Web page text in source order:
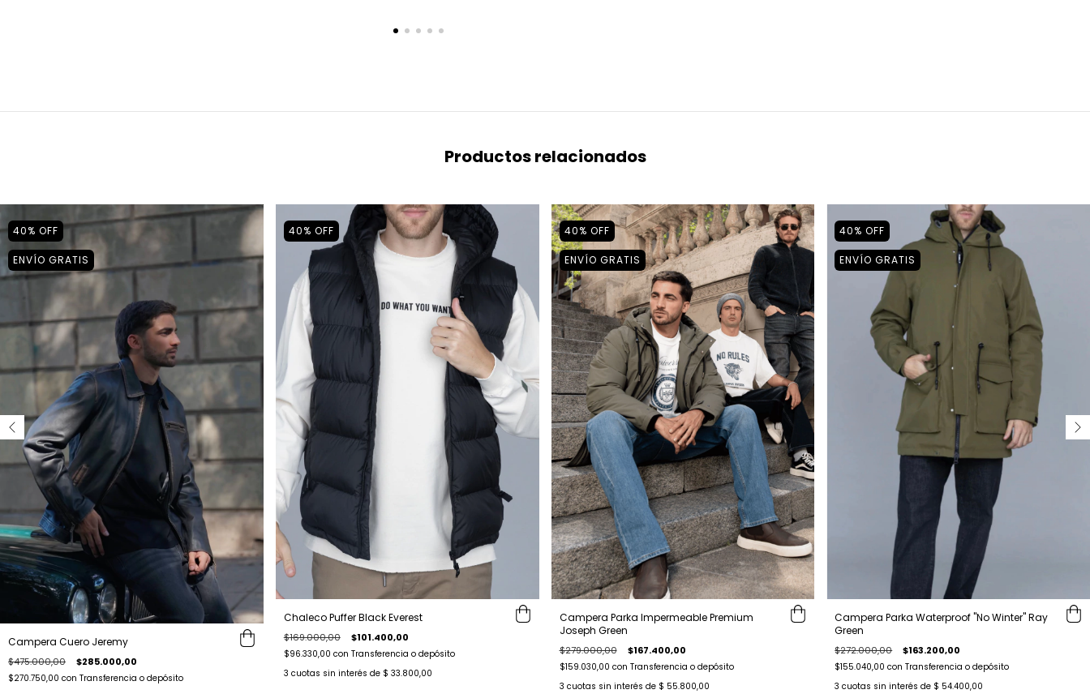
Productos relacionados
40% OFF
ENVÍO GRATIS
Campera Cuero Jeremy
$475.000,00 $285.000,00
$270.750,00 con Transferencia o depósito
40% OFF
Chaleco Puffer Black Everest
$169.000,00 $101.400,00
$96.330,00 con Transferencia o depósito
3 cuotas sin interés de $ 33.800,00
40% OFF
ENVÍO GRATIS
Campera Parka Impermeable Premium
Joseph Green
$279.000,00 $167.400,00
$159.030,00 con Transferencia o depósito
3 cuotas sin interés de $ 55.800,00
40%OFF
ENVÍO GRATIS
Campera Parka Waterproof "No Winter" Ray
Green
$272.000,00 $163.200,00
$155.040,00con Transferencia o depósito
3 cuotas sin interés de $ 54.400,00